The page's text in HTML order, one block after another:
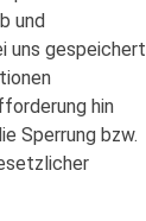
und
uns gespeichert
hin
Sperrung bzw.